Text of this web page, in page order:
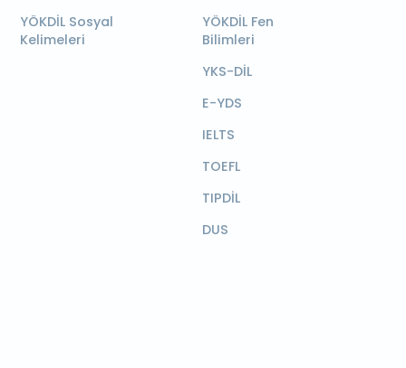
YÖKDİL Sosyal
Kelimeleri
YÖKDİL Fen
Bilimleri
YKS-DİL
E-YDS
IELTS
TOEFL
TIPDİL
DUS